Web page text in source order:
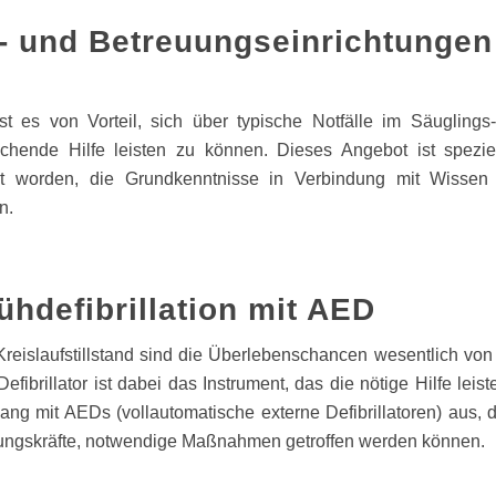
und Betreuungseinrichtungen
es von Vorteil, sich über typische Notfälle im
Hilfe leisten zu können. Dieses Angebot ist
worden, die Grundkenntnisse in Verbindung mit Wissen
mit AED
sind die Überlebenschancen wesentlich
ist dabei das Instrument, das die nötige Hilfe
mit AEDs (vollautomatische externe Defibrillatoren) aus,
notwendige Maßnahmen getroffen werden können.